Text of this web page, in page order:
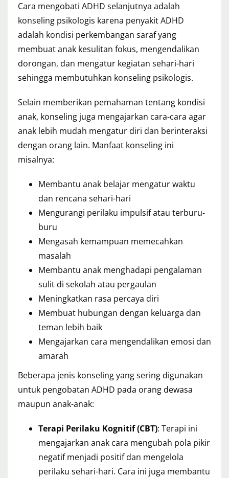
Cara mengobati ADHD selanjutnya adalah
konseling psikologis karena penyakit ADHD
adalah kondisi perkembangan saraf yang
membuat anak kesulitan fokus, mengendalikan
dorongan, dan mengatur kegiatan sehari-hari
sehingga membutuhkan konseling psikologis.
Selain memberikan pemahaman tentang kondisi
anak, konseling juga mengajarkan cara-cara agar
anak lebih mudah mengatur diri dan berinteraksi
dengan orang lain. Manfaat konseling ini
misalnya:
Membantu anak belajar mengatur waktu
dan rencana sehari-hari
Mengurangi perilaku impulsif atau terburu-
buru
Mengasah kemampuan memecahkan
masalah
Membantu anak menghadapi pengalaman
sulit di sekolah atau pergaulan
Meningkatkan rasa percaya diri
Membuat hubungan dengan keluarga dan
teman lebih baik
Mengajarkan cara mengendalikan emosi dan
amarah
Beberapa jenis konseling yang sering digunakan
untuk pengobatan ADHD pada orang dewasa
maupun anak-anak:
Terapi Perilaku Kognitif (CBT): Terapi ini
mengajarkan anak cara mengubah pola pikir
negatif menjadi positif dan mengelola
perilaku sehari-hari. Cara ini juga membantu